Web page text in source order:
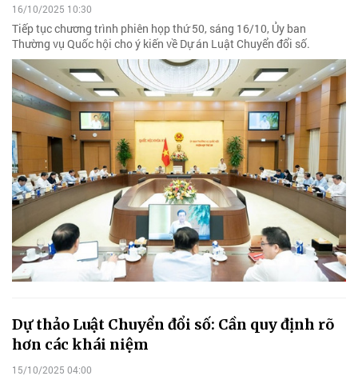
16/10/2025 10:30
Tiếp tục chương trình phiên họp thứ 50, sáng 16/10, Ủy ban
Thường vụ Quốc hội cho ý kiến về Dự án Luật Chuyển đổi số.
Dự thảo Luật Chuyển đổi số: Cần quy định rõ
hơn các khái niệm
15/10/2025 04:00